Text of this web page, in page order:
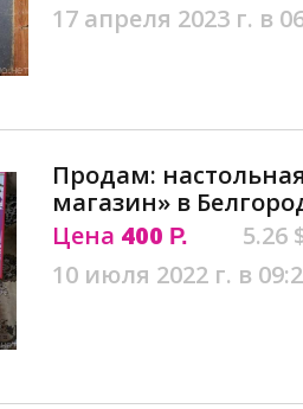
17 апреля 2023 г. в
Продам:
магазин» в
Цена 400 Р.
5.26
10 июля 2022 г. в